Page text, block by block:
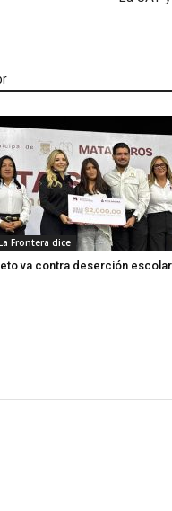
Frontera dice
va contra deserción escolar